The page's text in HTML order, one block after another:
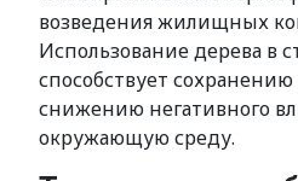
возведения жилищных
Использование дерева в
способствует
снижению негативного
окружающую среду.